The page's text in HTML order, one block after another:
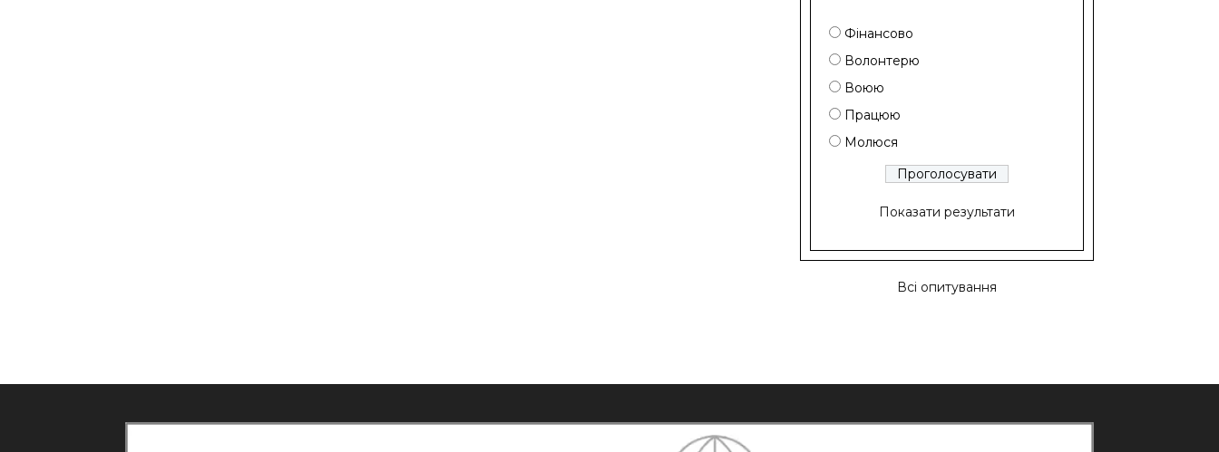
Фінансово
Волонтерю
Воюю
Працюю
Молюся
Показати результати
Всі опитування